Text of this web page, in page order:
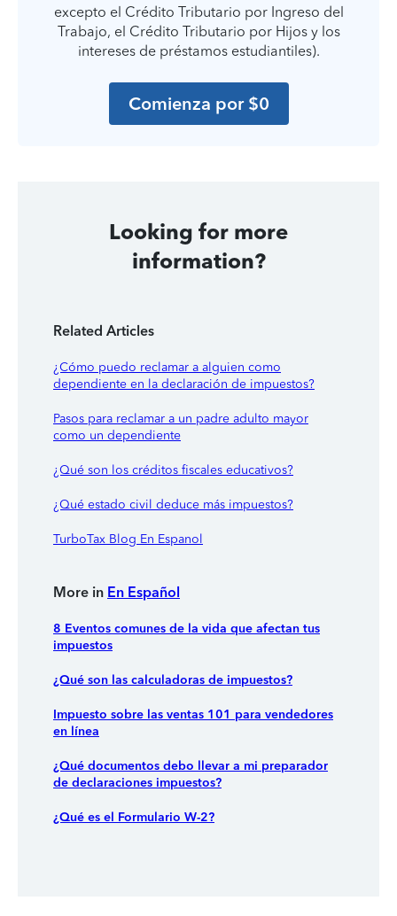
excepto el Crédito Tributario por Ingreso del
Trabajo, el Crédito Tributario por Hijos y los
intereses de préstamos estudiantiles).
Comienza por $0
Looking for more
information?
Related Articles
¿Cómo puedo reclamar a alguien como
dependiente en la declaración de impuestos?
Pasos para reclamar a un padre adulto mayor
como un dependiente
¿Qué son los créditos fiscales educativos?
¿Qué estado civil deduce más impuestos?
TurboTax Blog En Espanol
More in En Español
8 Eventos comunes de la vida que afectan tus
impuestos
¿Qué son las calculadoras de impuestos?
Impuesto sobre las ventas 101 para vendedores
en línea
¿Qué documentos debo llevar a mi preparador
de declaraciones impuestos?
¿Qué es el Formulario W-2?